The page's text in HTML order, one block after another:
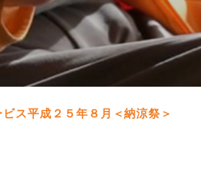
ス平成２５年８月＜納涼祭＞